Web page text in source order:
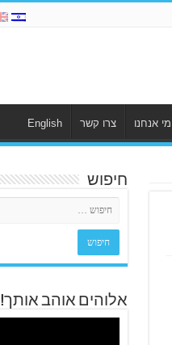
מי אנחנו צרו קשר English
חיפוש
אלוהים אוהב אותך!